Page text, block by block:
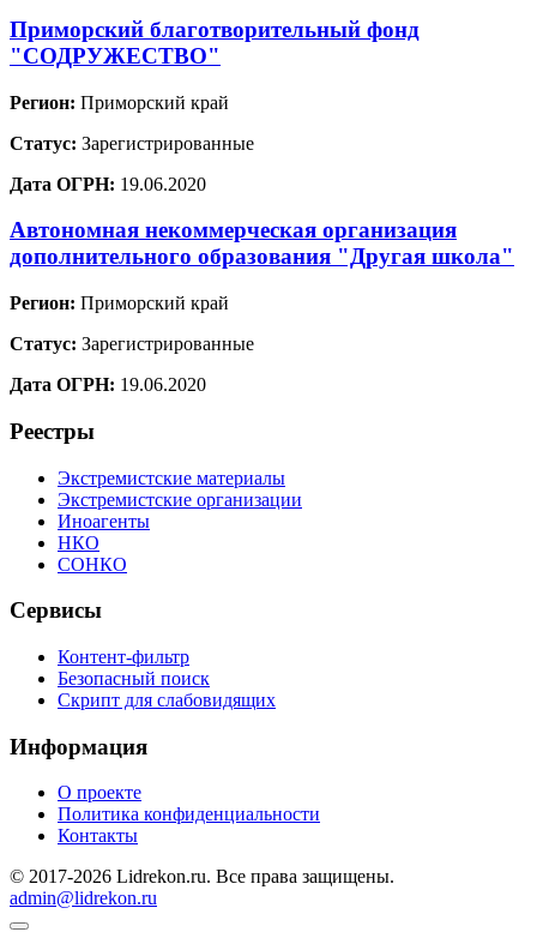
Приморский благотворительный фонд
"СОДРУЖЕСТВО"
Регион: Приморский край
Статус: Зарегистрированные
Дата ОГРН: 19.06.2020
Автономная некоммерческая организация
дополнительного образования "Другая школа"
Регион: Приморский край
Статус: Зарегистрированные
Дата ОГРН: 19.06.2020
Реестры
Экстремистские материалы
Экстремистские организации
Иноагенты
НКО
СОНКО
Сервисы
Контент-фильтр
Безопасный поиск
Скрипт для слабовидящих
Информация
О проекте
Политика конфиденциальности
Контакты
© 2017-2026 Lidrekon.ru. Все права защищены.
admin@lidrekon.ru